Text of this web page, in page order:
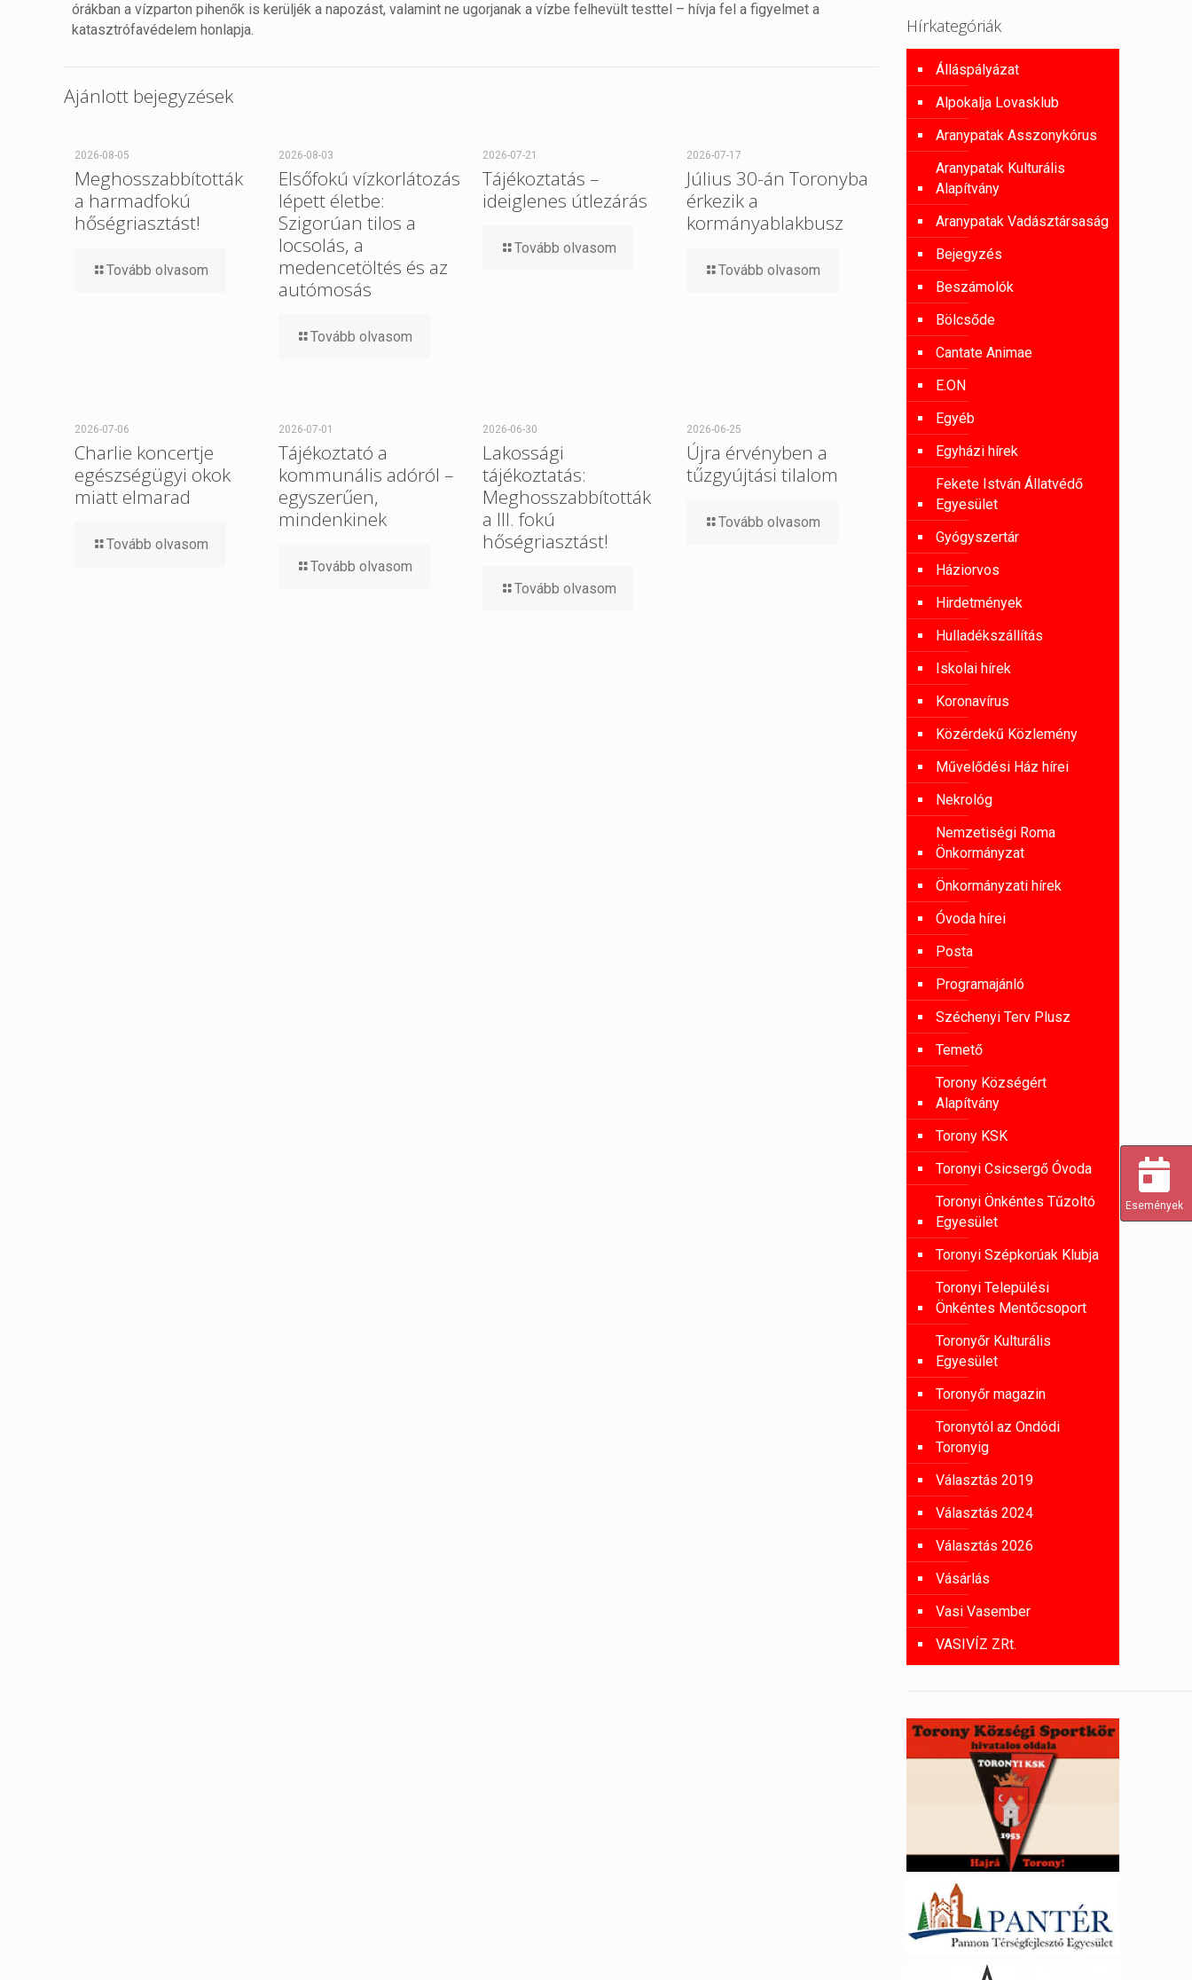
órákban a vízparton pihenők is kerüljék a napozást, valamint ne ugorjanak a vízbe felhevült testtel – hívja fel a figyelmet a
katasztrófavédelem honlapja.
Ajánlott bejegyzések
2026-08-05
Meghosszabbították
a harmadfokú
hőségriasztást!
Tovább olvasom
2026-08-03
Elsőfokú vízkorlátozás
lépett életbe:
Szigorúan tilos a
locsolás, a
medencetöltés és az
autómosás
Tovább olvasom
2026-07-21
Tájékoztatás –
ideiglenes útlezárás
Tovább olvasom
2026-07-17
Július 30-án Toronyba
érkezik a
kormányablakbusz
Tovább olvasom
2026-07-06
Charlie koncertje
egészségügyi okok
miatt elmarad
Tovább olvasom
2026-07-01
Tájékoztató a
kommunális adóról –
egyszerűen,
mindenkinek
Tovább olvasom
2026-06-30
Lakossági
tájékoztatás:
Meghosszabbították
a III. fokú
hőségriasztást!
Tovább olvasom
2026-06-25
Újra érvényben a
tűzgyújtási tilalom
Tovább olvasom
Hírkategóriák
Álláspályázat
Alpokalja Lovasklub
Aranypatak Asszonykórus
Aranypatak Kulturális
Alapítvány
Aranypatak Vadásztársaság
Bejegyzés
Beszámolók
Bölcsőde
Cantate Animae
E.ON
Egyéb
Egyházi hírek
Fekete István Állatvédő
Egyesület
Gyógyszertár
Háziorvos
Hirdetmények
Hulladékszállítás
Iskolai hírek
Koronavírus
Közérdekű Közlemény
Művelődési Ház hírei
Nekrológ
Nemzetiségi Roma
Önkormányzat
Önkormányzati hírek
Óvoda hírei
Posta
Programajánló
Széchenyi Terv Plusz
Temető
Torony Községért
Alapítvány
Torony KSK
Toronyi Csicsergő Óvoda
Toronyi Önkéntes Tűzoltó
Egyesület
Toronyi Szépkorúak Klubja
Toronyi Települési
Önkéntes Mentőcsoport
Toronyőr Kulturális
Egyesület
Toronyőr magazin
Toronytól az Ondódi
Toronyig
Választás 2019
Választás 2024
Választás 2026
Vásárlás
Vasi Vasember
VASIVÍZ ZRt.
Események